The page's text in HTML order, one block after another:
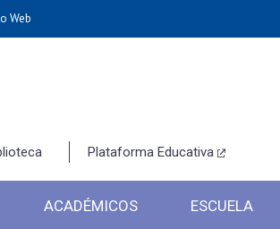
Web
Plataforma Educativa
ACADÉMICOS ESCUELA